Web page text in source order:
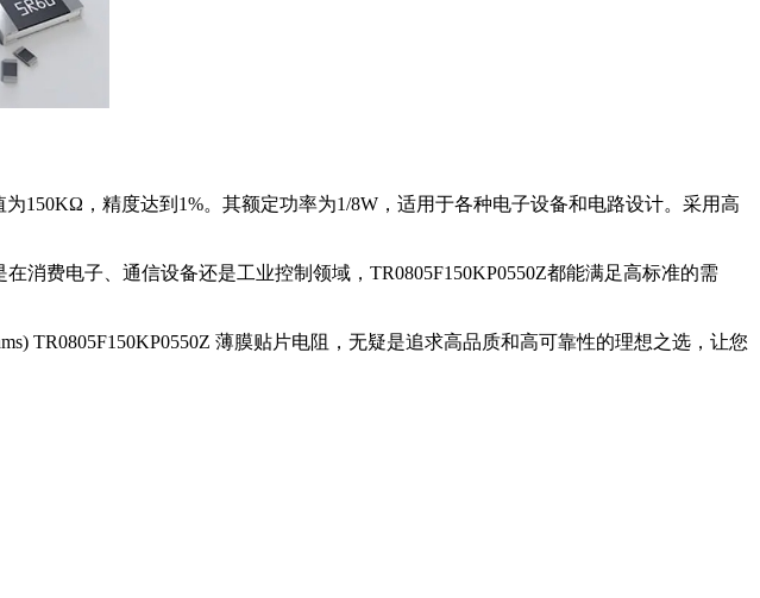
150KΩ，精度达到1%。其额定功率为1/8W，适用于各种电子设备和电路设计。采用高
费电子、通信设备还是工业控制领域，TR0805F150KP0550Z都能满足高标准的需
TR0805F150KP0550Z 薄膜贴片电阻，无疑是追求高品质和高可靠性的理想之选，让您